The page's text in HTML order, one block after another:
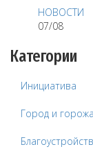
НОВОСТИ
07/08
Категории
Инициатива
Город и